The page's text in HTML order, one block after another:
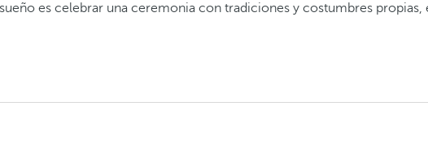
es celebrar una ceremonia con tradiciones y costumbres